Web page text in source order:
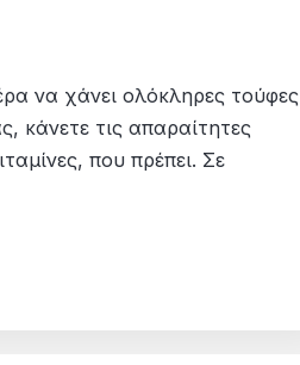
να χάνει ολόκληρες τούφες
κάνετε τις απαραίτητες
που πρέπει. Σε